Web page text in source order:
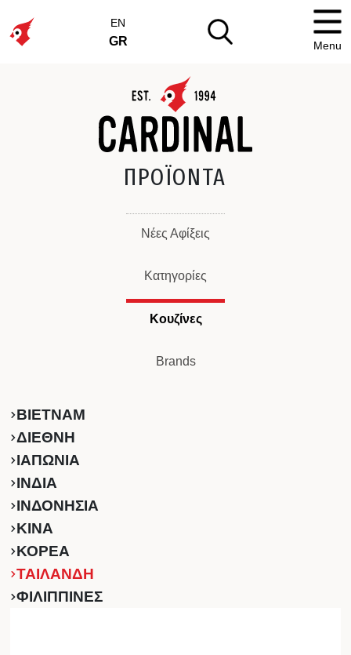
EN
GR Menu
ΠΡΟΪΟΝΤΑ
Νέες Αφίξεις
Κατηγορίες
Κουζίνες
Brands
ΒΙΕΤΝΑΜ
ΔΙΕΘΝΗ
ΙΑΠΩΝΙΑ
ΙΝΔΙΑ
ΙΝΔΟΝΗΣΙΑ
ΚINA
ΚΟΡΕΑ
ΤΑΙΛΑΝΔΗ
ΦΙΛΙΠΠΙΝΕΣ